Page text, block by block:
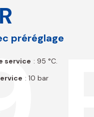
préréglage
service : 95 °C.
: 10 bar